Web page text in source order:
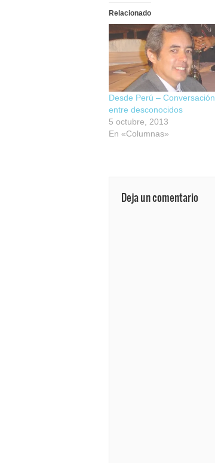
Relacionado
Desde Perú – Conversación
entre desconocidos
5 octubre, 2013
En «Columnas»
Deja un comentario